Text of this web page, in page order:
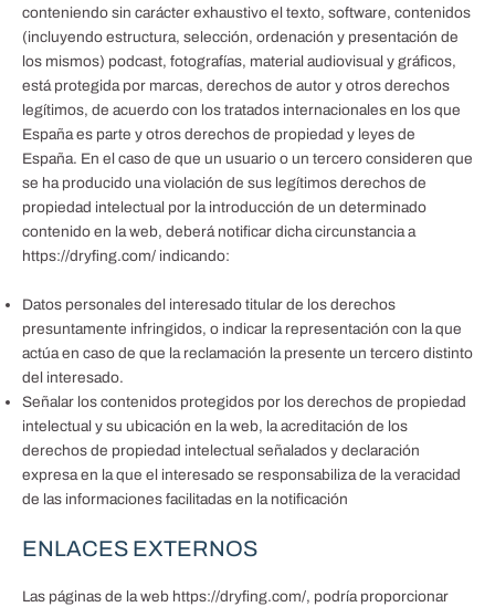
conteniendo sin carácter exhaustivo el texto, software, contenidos
(incluyendo estructura, selección, ordenación y presentación de
los mismos) podcast, fotografías, material audiovisual y gráficos,
está protegida por marcas, derechos de autor y otros derechos
legítimos, de acuerdo con los tratados internacionales en los que
España es parte y otros derechos de propiedad y leyes de
España. En el caso de que un usuario o un tercero consideren que
se ha producido una violación de sus legítimos derechos de
propiedad intelectual por la introducción de un determinado
contenido en la web, deberá notificar dicha circunstancia a
https://dryfing.com/ indicando:
Datos personales del interesado titular de los derechos
presuntamente infringidos, o indicar la representación con la que
actúa en caso de que la reclamación la presente un tercero distinto
del interesado.
Señalar los contenidos protegidos por los derechos de propiedad
intelectual y su ubicación en la web, la acreditación de los
derechos de propiedad intelectual señalados y declaración
expresa en la que el interesado se responsabiliza de la veracidad
de las informaciones facilitadas en la notificación
ENLACES EXTERNOS
Las páginas de la web https://dryfing.com/, podría proporcionar